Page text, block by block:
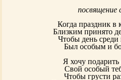
посвящение
Когда праздник в
Близким принято
Чтобы день среди
Был особым и
Я хочу подарить
Свой особый
Чтобы грусти